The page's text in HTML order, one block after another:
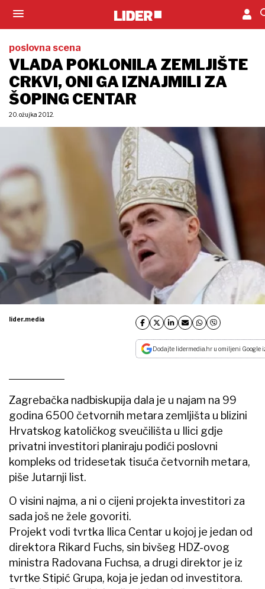
poslovna scena
VLADA POKLONILA ZEMLJIŠTE
CRKVI, ONI GA IZNAJMILI ZA
ŠOPING CENTAR
20. ožujka 2012.
lider.media
Dodajte lidermedia.hr u omiljeni Google
Zagrebačka nadbiskupija dala je u najam na 99
godina 6500 četvornih metara zemljišta u blizini
Hrvatskog katoličkog sveučilišta u Ilici gdje
privatni investitori planiraju podići poslovni
kompleks od tridesetak tisuća četvornih metara,
piše Jutarnji list.
O visini najma, a ni o cijeni projekta investitori za
sada još ne žele govoriti.
Projekt vodi tvrtka Ilica Centar u kojoj je jedan od
direktora Rikard Fuchs, sin bivšeg HDZ-ovog
ministra Radovana Fuchsa, a drugi direktor je iz
tvrtke Stipić Grupa, koja je jedan od investitora.